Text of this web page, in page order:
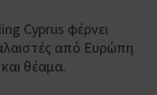
Cyprus φέρνει
από Ευρώπη
θέαμα.